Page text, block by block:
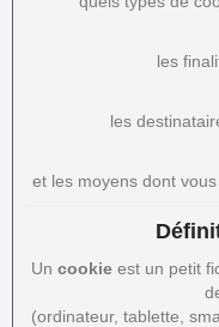
les
les
et les moyens dont
Un cookieest un petit
(ordinateur, tablette,